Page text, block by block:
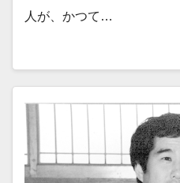
人が、かつて…